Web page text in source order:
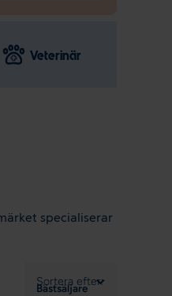
Veterinär
specialiserar
Sortera efter:
Bästsäljare